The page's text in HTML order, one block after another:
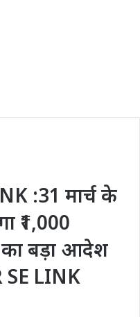
:31 मार्च के
₹1,000
का बड़ा आदेश
SE LINK